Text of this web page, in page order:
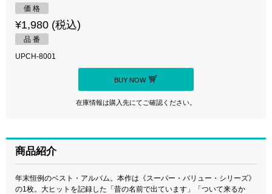
価 格
¥1,980 (税込)
品 番
UPCH-8001
BUY NOW
在庫情報は購入先にてご確認ください。
商品紹介
年末恒例のベスト・アルバム。本作は《スーパー・バリュー・シリーズ》
の1枚。大ヒットを記録した「昔の名前で出ています」「ついて来るか